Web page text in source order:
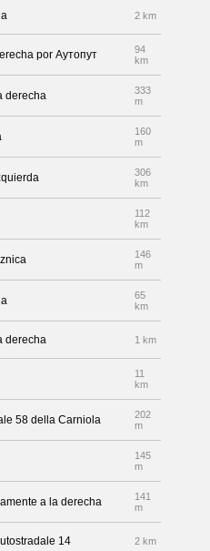
2 km
por Аутопут
94
km
derecha
333
m
160
m
306
km
112
km
146
m
65
km
derecha 1 km
11
km
58 della Carniola
202
m
145
m
a la derecha
141
m
14 2 km